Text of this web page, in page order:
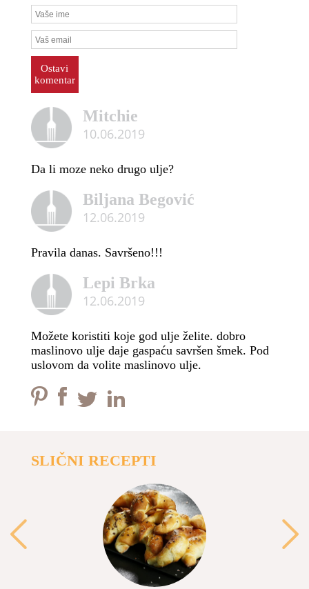
Ostavi
komentar
Mitchie
10.06.2019
Da li moze neko drugo ulje?
Biljana Begović
12.06.2019
Pravila danas. Savršeno!!!
Lepi Brka
12.06.2019
Možete koristiti koje god ulje želite. dobro
maslinovo ulje daje gaspaću savršen šmek. Pod
uslovom da volite maslinovo ulje.
SLIČNI RECEPTI